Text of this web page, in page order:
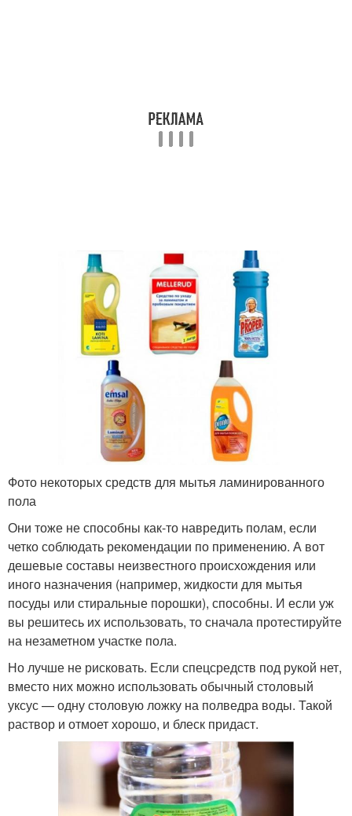
Фото некоторых средств для мытья ламинированного
пола
Они тоже не способны как-то навредить полам, если
четко соблюдать рекомендации по применению. А вот
дешевые составы неизвестного происхождения или
иного назначения (например, жидкости для мытья
посуды или стиральные порошки), способны. И если уж
вы решитесь их использовать, то сначала протестируйте
на незаметном участке пола.
Но лучше не рисковать. Если спецсредств под рукой нет,
вместо них можно использовать обычный столовый
уксус — одну столовую ложку на полведра воды. Такой
раствор и отмоет хорошо, и блеск придаст.